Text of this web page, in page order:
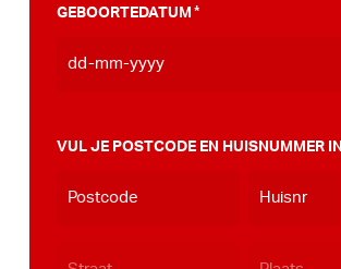
GEBOORTEDATUM *
VUL JE POSTCODE EN HUISNUMMER IN